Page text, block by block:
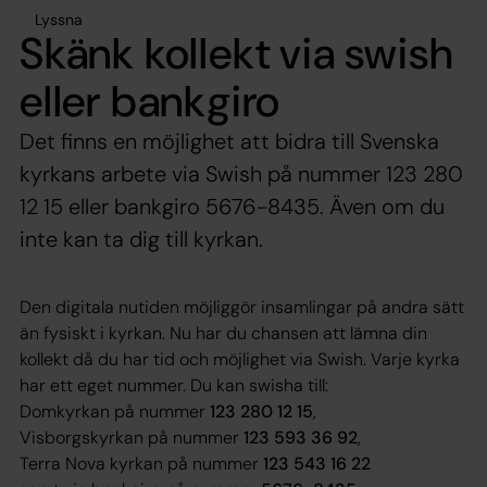
Lyssna
Skänk kollekt via swish
eller bankgiro
Det finns en möjlighet att bidra till Svenska
kyrkans arbete via Swish på nummer 123 280
12 15 eller bankgiro 5676-8435. Även om du
inte kan ta dig till kyrkan.
Den digitala nutiden möjliggör insamlingar på andra sätt
än fysiskt i kyrkan. Nu har du chansen att lämna din
kollekt då du har tid och möjlighet via Swish. Varje kyrka
har ett eget nummer. Du kan swisha till:
Domkyrkan på nummer 123 280 12 15,
Visborgskyrkan på nummer 123 593 36 92,
Terra Nova kyrkan på nummer 123 543 16 22